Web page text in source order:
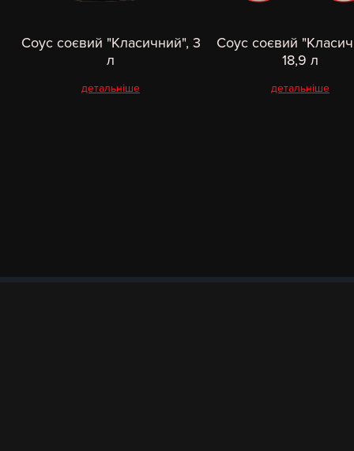
Соус соєвий "Класичний", 3
л
детальніше
Соус соєвий
18,9 л
детальніше